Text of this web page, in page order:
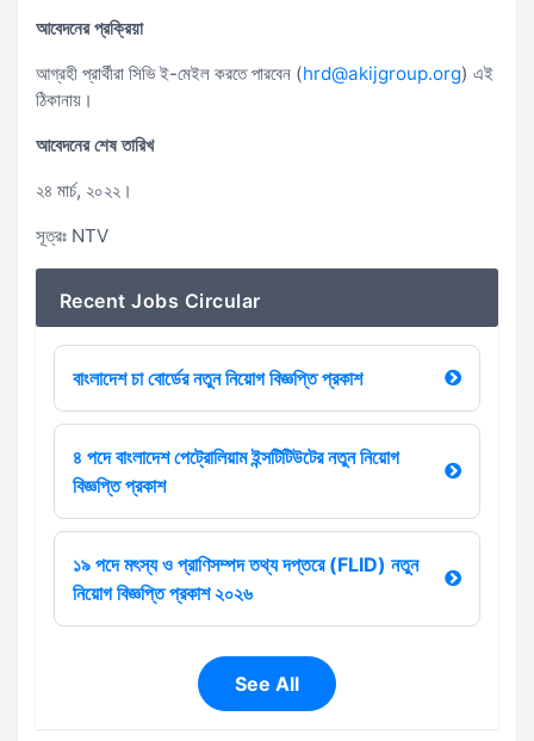
আবেদনের প্রক্রিয়া
আগ্রহী প্রার্থীরা সিভি ই-মেইল করতে পারবেন (hrd@akijgroup.org) এই
ঠিকানায়।
আবেদনের শেষ তারিখ
২৪ মার্চ, ২০২২।
সূত্রঃ NTV
Recent Jobs Circular
বাংলাদেশ চা বোর্ডের নতুন নিয়োগ বিজ্ঞপ্তি প্রকাশ
৪ পদে বাংলাদেশ পেট্রোলিয়াম ইন্সটিটিউটের নতুন নিয়োগ
বিজ্ঞপ্তি প্রকাশ
১৯ পদে মৎস্য ও প্রাণিসম্পদ তথ্য দপ্তরে (FLID) নতুন
নিয়োগ বিজ্ঞপ্তি প্রকাশ ২০২৬
See All